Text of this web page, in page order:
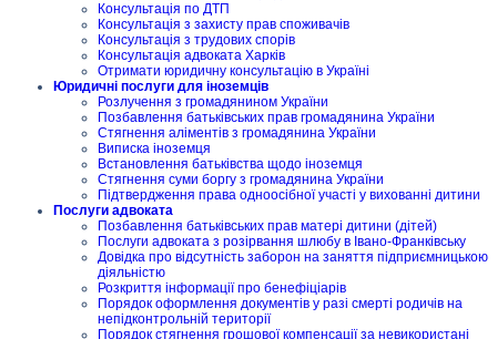
Консультація по ДТП
Консультація з захисту прав споживачів
Консультація з трудових спорів
Консультація адвоката Харків
Отримати юридичну консультацію в Україні
Юридичні послуги для іноземців
Розлучення з громадянином України
Позбавлення батьківських прав громадянина України
Стягнення аліментів з громадянина України
Виписка іноземця
Встановлення батьківства щодо іноземця
Стягнення суми боргу з громадянина України
Підтвердження права одноосібної участі у вихованні дитини
Послуги адвоката
Позбавлення батьківських прав матері дитини (дітей)
Послуги адвоката з розірвання шлюбу в Івано-Франківську
Довідка про відсутність заборон на заняття підприємницькою
діяльністю
Розкриття інформації про бенефіціарів
Порядок оформлення документів у разі смерті родичів на
непідконтрольній території
Порядок стягнення грошової компенсації за невикористані